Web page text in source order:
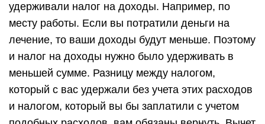
удерживали налог на доходы. Например, по
месту работы. Если вы потратили деньги на
лечение, то ваши доходы будут меньше. Поэтому
и налог на доходы нужно было удерживать в
меньшей сумме. Разницу между налогом,
который с вас удержали без учета этих расходов
и налогом, который вы бы заплатили с учетом